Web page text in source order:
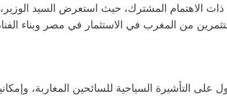
الاهتمام المشترك، حيث استعرض السيد الوزير،
من المغرب في الاستثمار في مصر وبناء
التأشيرة السياحية للسائحين المغاربة،